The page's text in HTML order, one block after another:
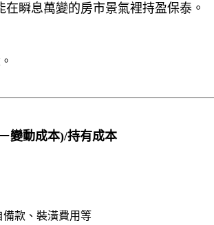
瞬息萬變的房市景氣裡持盈保泰。
變動成本)/持有成本
款、 裝潢費用等